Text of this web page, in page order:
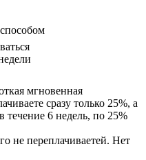
мгновенная
сразу только 25%, а
течение 6 недель, по 25%
не переплачиваетей. Нет